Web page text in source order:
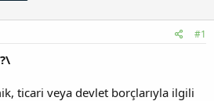
#1
ticari veya devlet borçlarıyla ilgili